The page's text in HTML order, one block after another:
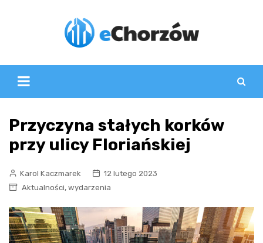
Przyczyna stałych korków
przy ulicy Floriańskiej
Karol Kaczmarek
12 lutego 2023
Aktualności, wydarzenia